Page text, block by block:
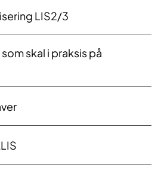
LIS2/3
skal i praksis på